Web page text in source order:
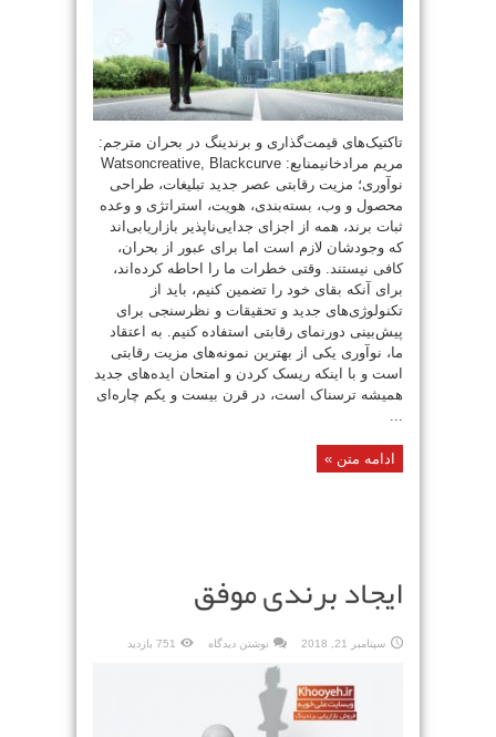
تاکتیک‌های قیمت‌گذاری و برندینگ در بحران مترجم:
مریم مرادخانیمنابع: Watsoncreative, Blackcurve
نوآوری؛ مزیت رقابتی عصر جدید تبلیغات، طراحی
محصول و وب، بسته‌بندی، هویت، استراتژی و وعده
ثبات برند، همه از اجزای جدایی‌ناپذیر بازاریابی‌اند
که وجودشان لازم است اما برای عبور از بحران،
کافی نیستند. وقتی خطرات ما را احاطه کرده‌اند،
برای آنکه بقای خود را تضمین کنیم، باید از
تکنولوژی‌های جدید و تحقیقات و نظرسنجی برای
پیش‌بینی دورنمای رقابتی استفاده کنیم. به اعتقاد
ما، نوآوری یکی از بهترین نمونه‌های مزیت رقابتی
است و با اینکه ریسک کردن و امتحان ایده‌های جدید
همیشه ترسناک است، در قرن بیست و یکم چاره‌ای
...
ادامه متن »
ایجاد برندی موفق
سپتامبر 21, 2018 نوشتن دیدگاه 751 بازدید